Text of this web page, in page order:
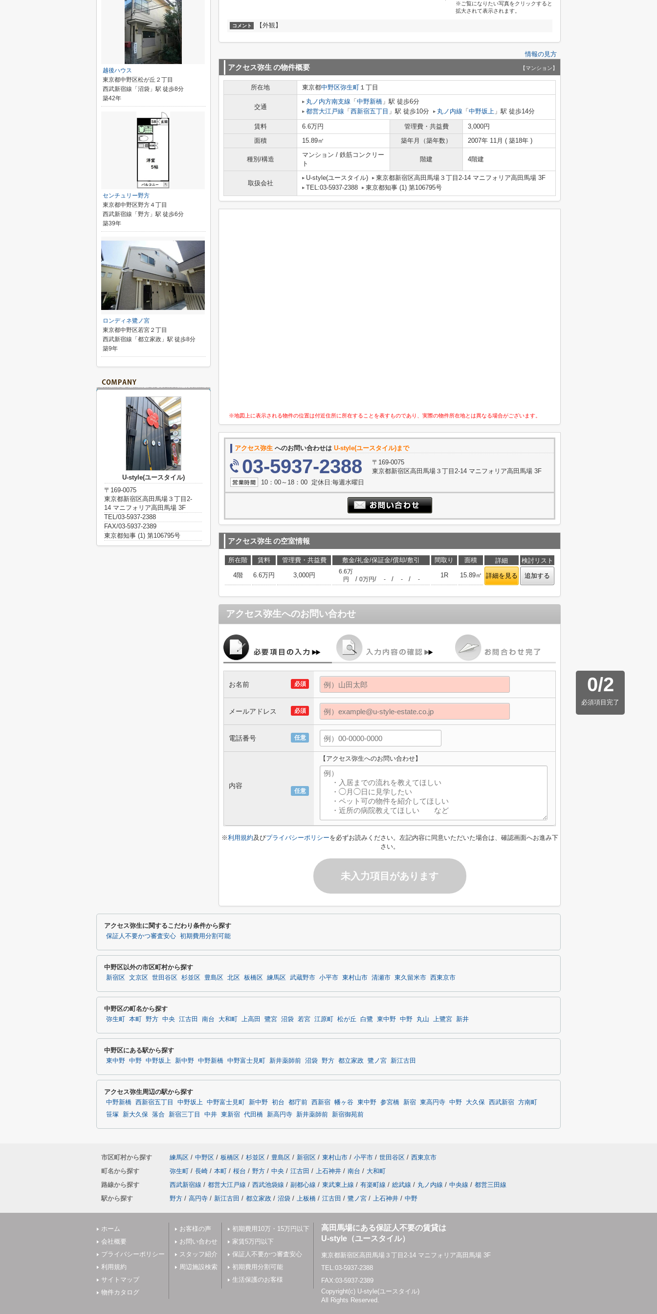
※ご覧になりたい写真をクリックすると
拡大されて表示されます。
コメント 【外観】
情報の見方
アクセス弥生 の物件概要 【マンション】
所在地 東京都中野区弥生町 １丁目
交通
丸ノ内方南支線 「 中野新橋 」駅 徒歩6分
都営大江戸線 「 西新宿五丁目 」駅 徒歩10分 丸ノ内線 「 中野坂上 」駅 徒歩14分
賃料 6.6万円 管理費・共益費
3,000円
面積
15.89㎡ 築年月（築年数） 2007年 11月 ( 築18年 )
種別/構造
マンション / 鉄筋コンクリー
ト
階建 4階建
取扱会社
U-style(ユースタイル)
東京都新宿区高田馬場３丁目2-14 マニフォリア高田馬場 3F
TEL:03-5937-2388
東京都知事 (1) 第106795号
※地図上に表示される物件の位置は付近住所に所在することを表すものであり、実際の物件所在地とは異なる場合がございます。
アクセス弥生 へのお問い合わせは U-style(ユースタイル)まで
03-5937-2388
〒169-0075
東京都新宿区高田馬場３丁目2-14 マニフォリア高田馬場 3F
10：00～18：00 定休日:毎週水曜日
アクセス弥生 の空室情報
所在階 賃料 管理費・共益費 敷金/礼金/保証金/償却/敷引 間取り 面積 詳細
検討リスト
4階
6.6万円 3,000円
6.6万
円
/ 0万円/ - / - / -
1R 15.89㎡ 詳細を見る 追加する
アクセス弥生へのお問い合わせ
0/2
必須項目完了
必須
お名前
必須
メールアドレス
任意
電話番号
任意
内容
【アクセス弥生へのお問い合わせ】
※利用規約及びプライバシーポリシーを必ずお読みください。左記内容に同意いただいた場合は、確認画面へお進み下
さい。
未入力項目があります
越後ハウス
東京都中野区松が丘２丁目
西武新宿線「沼袋」駅 徒歩8分
築42年
センチュリー野方
東京都中野区野方４丁目
西武新宿線「野方」駅 徒歩6分
築39年
ロンディネ鷺ノ宮
東京都中野区若宮２丁目
西武新宿線「都立家政」駅 徒歩8分
築9年
U-style(ユースタイル)
〒169-0075
東京都新宿区高田馬場３丁目2-
14 マニフォリア高田馬場 3F
TEL/03-5937-2388
FAX/03-5937-2389
東京都知事 (1) 第106795号
アクセス弥生に関するこだわり条件から探す
保証人不要かつ審査安心 初期費用分割可能
中野区以外の市区町村から探す
新宿区 文京区 世田谷区 杉並区 豊島区 北区 板橋区 練馬区 武蔵野市 小平市 東村山市 清瀬市 東久留米市 西東京市
中野区の町名から探す
弥生町 本町 野方 中央 江古田 南台 大和町 上高田 鷺宮 沼袋 若宮 江原町 松が丘 白鷺 東中野 中野 丸山 上鷺宮 新井
中野区にある駅から探す
東中野 中野 中野坂上 新中野 中野新橋 中野富士見町 新井薬師前 沼袋 野方 都立家政 鷺ノ宮 新江古田
アクセス弥生周辺の駅から探す
中野新橋 西新宿五丁目 中野坂上 中野富士見町 新中野 初台 都庁前 西新宿 幡ヶ谷 東中野 参宮橋 新宿 東高円寺 中野 大久保 西武新宿 方南町
笹塚
新大久保 落合 新宿三丁目 中井 東新宿 代田橋 新高円寺 新井薬師前 新宿御苑前
市区町村から探す 練馬区 / 中野区 / 板橋区 / 杉並区 / 豊島区 / 新宿区 / 東村山市 / 小平市 / 世田谷区 / 西東京市
町名から探す
弥生町 / 長崎 / 本町 / 桜台 / 野方 / 中央 / 江古田 / 上石神井 / 南台 / 大和町
路線から探す
西武新宿線 / 都営大江戸線 / 西武池袋線 / 副都心線 / 東武東上線 / 有楽町線 / 総武線 / 丸ノ内線 / 中央線 / 都営三田線
駅から探す
野方 / 高円寺 / 新江古田 / 都立家政 / 沼袋 / 上板橋 / 江古田 / 鷺ノ宮 / 上石神井 / 中野
ホーム
会社概要
プライバシーポリシー
利用規約
サイトマップ
物件カタログ
お客様の声
お問い合わせ
スタッフ紹介
周辺施設検索
初期費用10万・15万円以下
家賃5万円以下
保証人不要かつ審査安心
初期費用分割可能
生活保護のお客様
高田馬場にある保証人不要の賃貸は
U-style（ユースタイル）
東京都新宿区高田馬場３丁目2-14 マニフォリア高田馬場 3F
TEL:03-5937-2388
FAX:03-5937-2389
Copyright(c) U-style(ユースタイル)
All Rights Reserved.